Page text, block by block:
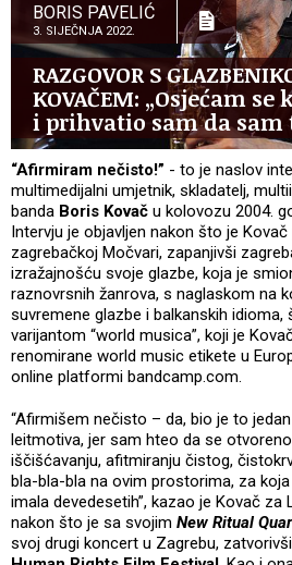
BORIS PAVELIĆ
3. SIJEČNJA 2022.
RAZGOVOR S
KOVAČEM: „Osjećam
i prihvatio sam da
“Afirmiram nečisto!” - to je naslov
multimedijalni umjetnik, skladatelj,
banda Boris Kovač u kolovozu 2004.
Intervju je objavljen nakon što je
zagrebačkoj Močvari, zapanjivši
izražajnošću svoje glazbe, koja je
raznovrsnih žanrova, s naglaskom na
suvremene glazbe i balkanskih
varijantom “world musica”, koji je
renomirane world music etikete u
online platformi bandcamp.com.
“Afirmišem nečisto – da, bio je to
leitmotiva, jer sam hteo da se
iščišćavanju, afitmiranju čistog,
bla-bla-bla na ovim prostorima, za
imala devedesetih”, kazao je Kovač
nakon što je sa svojim New Ritual
svoj drugi koncert u Zagrebu,